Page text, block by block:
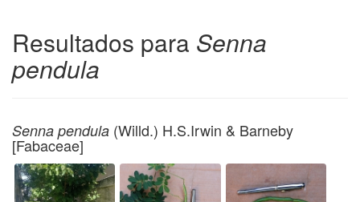
Resultados para Senna
pendula
Senna pendula (Willd.) H.S.Irwin & Barneby
[Fabaceae]